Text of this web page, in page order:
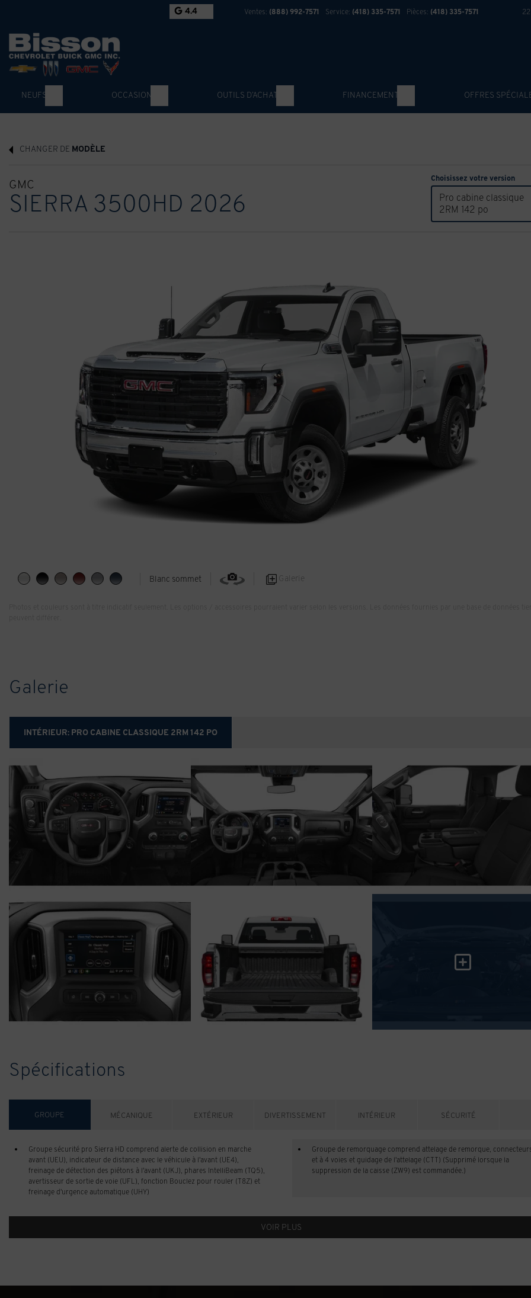
4.4 Ventes: (888) 992-7571 Service: (418) 335-7571 Pièces: (418) 335-7571
NEUFS OCCASION OUTILS D’ACHAT FINANCEMENT OFFRES
CHANGER DE MODÈLE
GMC
SIERRA 3500HD 2026
Choisissez votre version
Pro cabine classique
2RM 142 po
Blanc sommet Galerie
Galerie
INTÉRIEUR: PRO CABINE CLASSIQUE 2RM 142 PO
Spécifications
GROUPE MÉCANIQUE EXTÉRIEUR DIVERTISSEMENT INTÉRIEUR SÉCURITÉ
Groupe sécurité pro Sierra HD comprend alerte de collision en marche
avant (UEU), indicateur de distance avec le véhicule à l'avant (UE4),
freinage de détection des piétons à l'avant (UKJ), phares IntelliBeam (TQ5),
avertisseur de sortie de voie (UFL), fonction Bouclez pour rouler (T8Z) et
freinage d'urgence automatique (UHY)
Groupe de remorquage comprend attelage de remorque,
et à 4 voies et guidage de l'attelage (CTT) (Supprimé lorsque la
suppression de la caisse (ZW9) est commandée.)
VOIR PLUS